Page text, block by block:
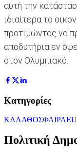
αυτή την
ιδιαίτερα το
προτιμώντας να
αποδυτήρια εν
στον Ολυμπιακό.
Κατηγορίες
ΚΑΛΑΘΟΣΦΑΙΡΑ
Πολιτική